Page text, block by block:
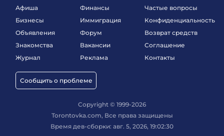
Афиша
Бизнесы
Объявления
Знакомства
Журнал
Сообщить о проблеме
Финансы
Иммиграция
Форум
Вакансии
Реклама
Частые вопросы
Конфиденциальность
Возврат средств
Соглашение
Контакты
Copyright © 1999-2026
Torontovka.com, Все права защищены
Время дев-сборки: авг. 5, 2026, 19:02:30